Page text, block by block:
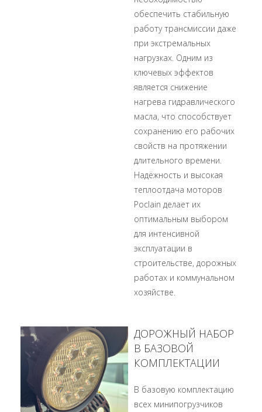
обеспечить стабильную
работу трансмиссии даже
при экстремальных
нагрузках. Одним из
ключевых эффектов
является снижение
нагрева гидравлического
масла, что способствует
сохранению его рабочих
свойств на протяжении
длительного времени.
Надёжность и высокая
теплоотдача моторов
Poclain делает их
оптимальным выбором
для интенсивной
эксплуатации в
строительстве, дорожных
работах и коммунальном
хозяйстве.
ДОРОЖНЫЙ НАБОР
В БАЗОВОЙ
КОМПЛЕКТАЦИИ
В базовую комплектацию
всех минипогрузчиков